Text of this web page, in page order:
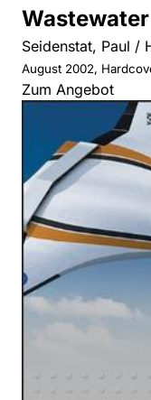
Seidenstat, Paul /
August 2002,
Zum Angebot